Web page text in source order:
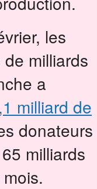
les
milliards
a
milliard de
donateurs
milliards